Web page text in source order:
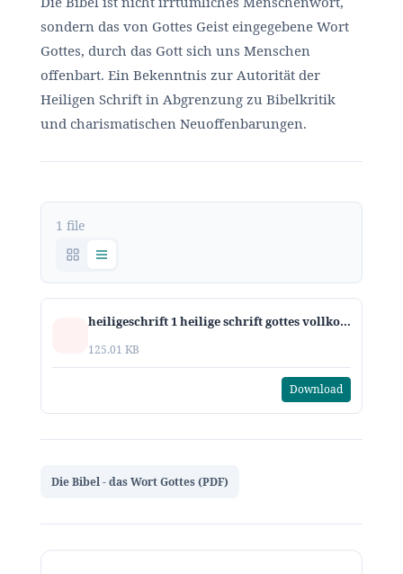
sondern das von Gottes Geist eingegebene Wort
Gottes, durch das Gott sich uns Menschen
offenbart. Ein Bekenntnis zur Autorität der
Heiligen Schrift in Abgrenzung zu Bibelkritik
und charismatischen Neuoffenbarungen.
1 file
heiligeschrift 1 heilige schrift gottes vollkommene offenbarung
125.01 KB
Download
Die Bibel - das Wort Gottes (PDF)